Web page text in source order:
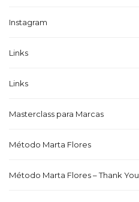
Instagram
Links
Links
Masterclass para Marcas
Método Marta Flores
Método Marta Flores – Thank You